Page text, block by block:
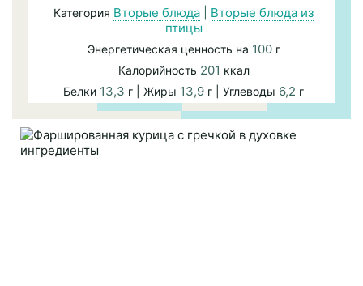
Категория Вторые блюда
Вторые блюда из
птицы
Энергетическая ценность на 100г
Калорийность 201 ккал
Белки 13,3 г | Жиры 13,9 г | Углеводы 6,2 г